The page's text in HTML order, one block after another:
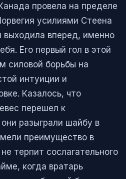
провела на пределе
усилиями Стеена
вперед, именно
Его первый гол в этой
силовой борьбы на
интуиции и
Казалось, что
перешел к
разыграли шайбу в
преимущество в
терпит сослагательного
когда вратарь